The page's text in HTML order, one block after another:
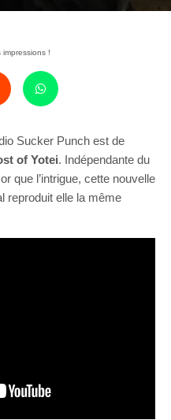
!
Sucker Punch est de
of Yotei. Indépendante du
que l’intrigue, cette nouvelle
reproduit elle la même